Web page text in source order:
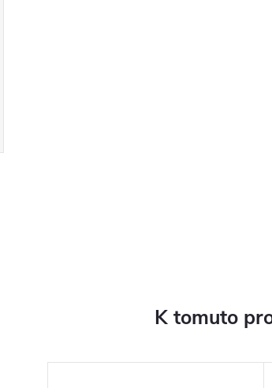
K tomuto